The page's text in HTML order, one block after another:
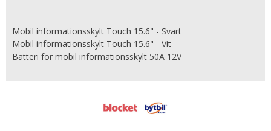
Mobil informationsskylt Touch 15.6" - Svart
Mobil informationsskylt Touch 15.6" - Vit
Batteri för mobil informationsskylt 50A 12V